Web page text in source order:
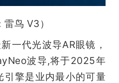
雷鸟 V3）
一代光波导AR眼镜，
波导,将于2025年
擎是业内最小的可量